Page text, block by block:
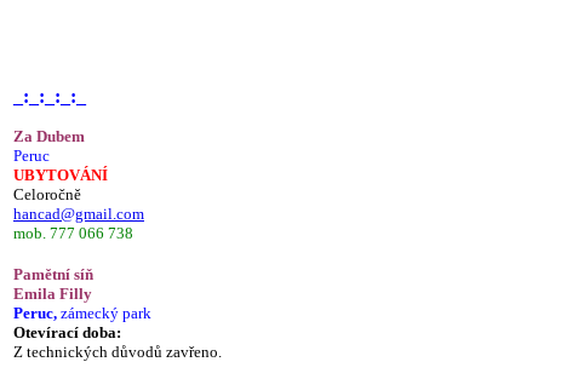
_:_:_:_:_
Za Dubem
Peruc
UBYTOVÁNÍ
Celoročně
hancad@gmail.com
mob. 777 066 738
Pamětní síň
Emila Filly
Peruc, zámecký park
Otevírací doba:
Z technických důvodů zavřeno.